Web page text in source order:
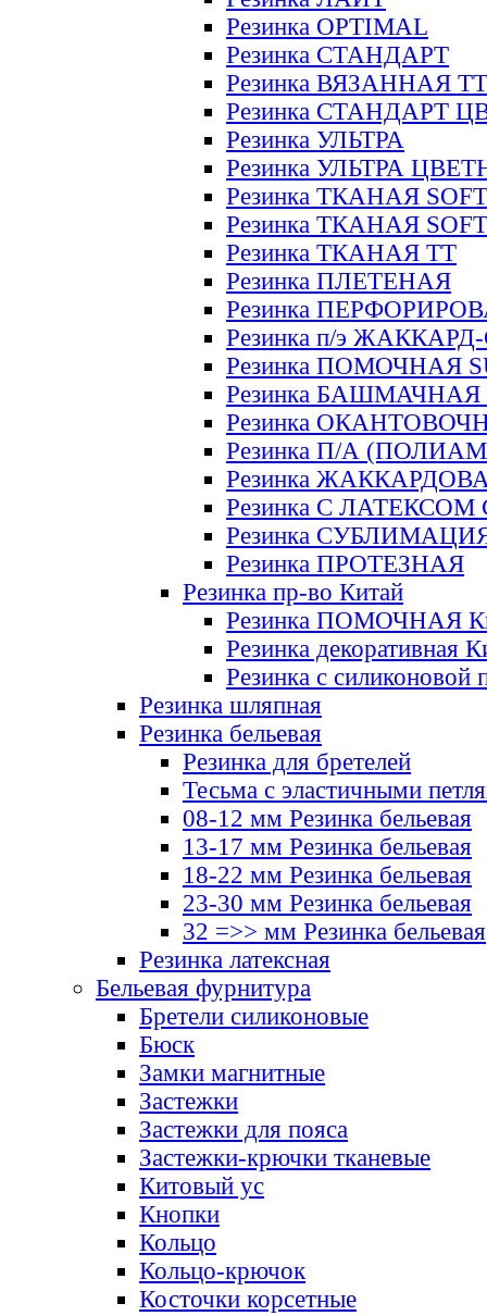
Резинка OPTIMAL
Резинка СТАНДАРТ
Резинка ВЯЗАННАЯ ТТ
Резинка СТАНДАРТ
Резинка УЛЬТРА
Резинка УЛЬТРА
Резинка ТКАНАЯ SOFT
Резинка ТКАНАЯ
Резинка ТКАНАЯ ТТ
Резинка ПЛЕТЕНАЯ
Резинка
Резинка п/э
Резинка ПОМОЧНАЯ
Резинка БАШМАЧНАЯ
Резинка
Резинка П/А
Резинка
Резинка С ЛАТЕКСОМ
Резинка
Резинка ПРОТЕЗНАЯ
Резинка пр-во Китай
Резинка ПОМОЧНАЯ
Резинка декоративная
Резинка с силиконовой
Резинка шляпная
Резинка бельевая
Резинка для бретелей
Тесьма с эластичными
08-12 мм Резинка бельевая
13-17 мм Резинка бельевая
18-22 мм Резинка бельевая
23-30 мм Резинка бельевая
32 =>> мм Резинка бельевая
Резинка латексная
Бельевая фурнитура
Бретели силиконовые
Бюск
Замки магнитные
Застежки
Застежки для пояса
Застежки-крючки тканевые
Китовый ус
Кнопки
Кольцо
Кольцо-крючок
Косточки корсетные